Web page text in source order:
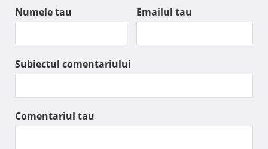
Numele tau Emailul tau
Subiectul comentariului
Comentariul tau